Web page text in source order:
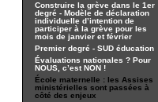
Construire la grève dans le 1er
degré - Modèle de déclaration
individuelle d’intention de
participer à la grève pour les
mois de janvier et février
Premier degré - SUD éducation
Évaluations nationales ? Pour
NOUS, c’est NON !
École maternelle : les Assises
ministérielles sont passées à
côté des enjeux